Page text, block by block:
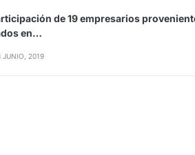
de 19 empresarios
en…
JUNIO, 2019